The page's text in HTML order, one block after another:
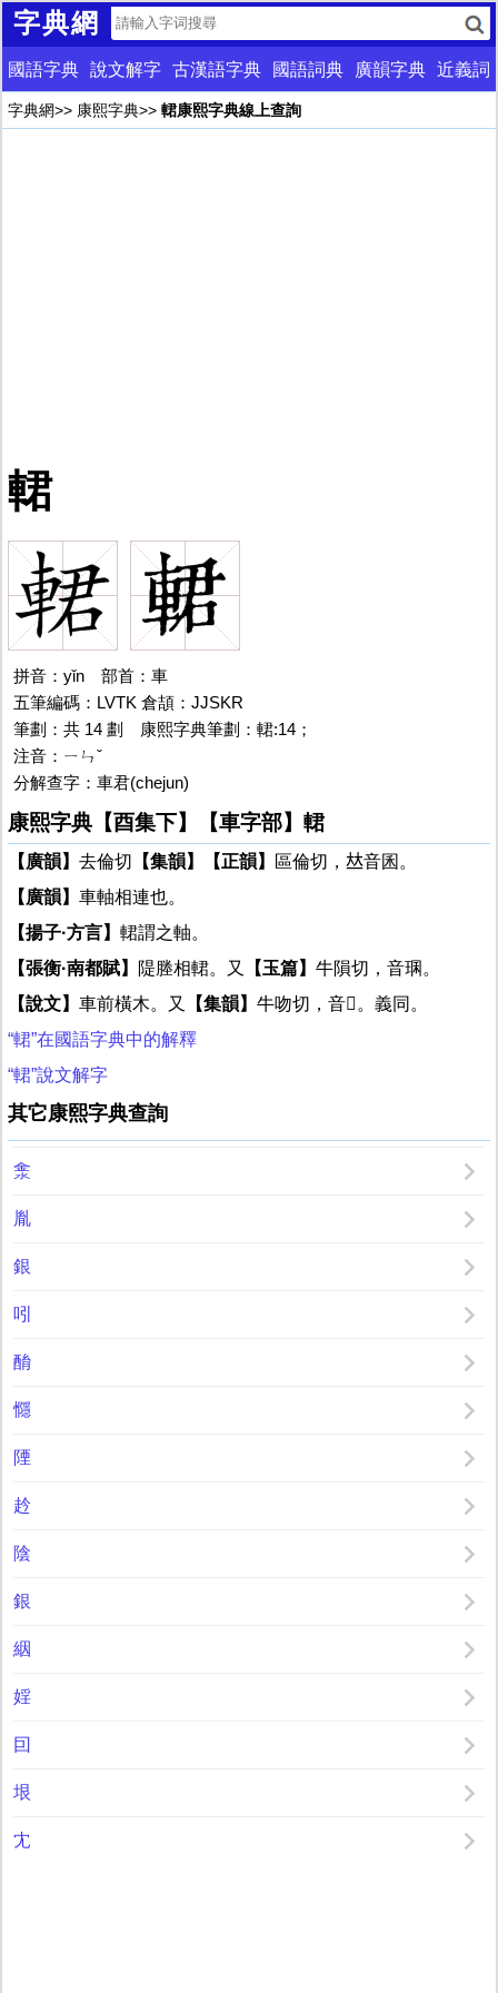
字典網
國語字典 說文解字 古漢語字典 國語詞典 廣韻字典 近義詞
字典網>> 康熙字典>> 輑康熙字典線上查詢
輑
拼音：yǐn
部首：車
五筆編碼：LVTK 倉頡：JJSKR
筆劃：共 14 劃
康熙字典筆劃：輑:14；
注音：ㄧㄣˇ
分解查字：車君(chejun)
康熙字典【酉集下】【車字部】輑
【廣韻】 去倫切 【集韻】 【正韻】
區倫切，𠀤音囷。
【廣韻】 車軸相連也。
【揚子·方言】 輑謂之軸。
【張衡·南都賦】
隄塍相輑。又 【玉篇】 牛隕切，音㻒。
【說文】 車前橫木。又 【集韻】 牛吻切，音𠲰。義同。
“輑”在國語字典中的解釋
“輑”說文解字
其它康熙字典查詢
淾
胤
銀
吲
酳
㦩
陻
赺
陰
銀
絪
婬
囙
垠
冘